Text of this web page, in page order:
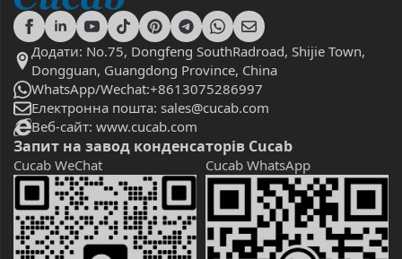
Додати: No.75, Dongfeng SouthRadroad, Shijie Town,
Dongguan, Guangdong Province, China
WhatsApp/Wechat:+8613075286997
Електронна пошта: sales@cucab.com
Веб-сайт: www.cucab.com
Запит на завод конденсаторів Cucab
Cucab WeChat Cucab WhatsApp